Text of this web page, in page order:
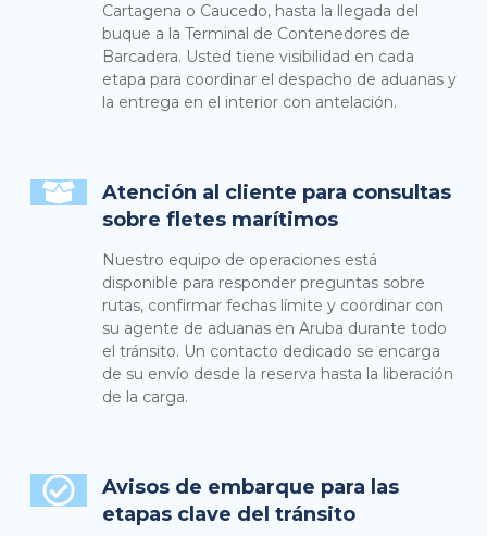
Cartagena o Caucedo, hasta la llegada del
buque a la Terminal de Contenedores de
Barcadera. Usted tiene visibilidad en cada
etapa para coordinar el despacho de aduanas y
la entrega en el interior con antelación.
Atención al cliente para consultas
sobre fletes marítimos
Nuestro equipo de operaciones está
disponible para responder preguntas sobre
rutas, confirmar fechas límite y coordinar con
su agente de aduanas en Aruba durante todo
el tránsito. Un contacto dedicado se encarga
de su envío desde la reserva hasta la liberación
de la carga.
Avisos de embarque para las
etapas clave del tránsito